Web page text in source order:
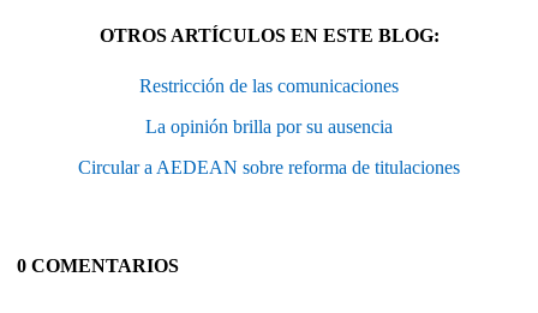
OTROS ARTÍCULOS EN ESTE BLOG:
Restricción de las comunicaciones
La opinión brilla por su ausencia
Circular a AEDEAN sobre reforma de titulaciones
0 COMENTARIOS